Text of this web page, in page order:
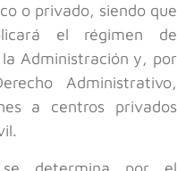
o privado, siendo que
el régimen de
Administración y, por
Administrativo,
a centros privados